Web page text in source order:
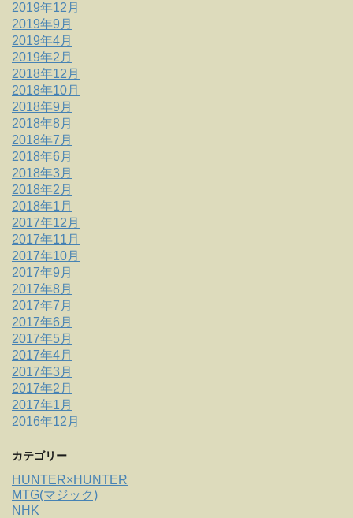
2019年12月
2019年9月
2019年4月
2019年2月
2018年12月
2018年10月
2018年9月
2018年8月
2018年7月
2018年6月
2018年3月
2018年2月
2018年1月
2017年12月
2017年11月
2017年10月
2017年9月
2017年8月
2017年7月
2017年6月
2017年5月
2017年4月
2017年3月
2017年2月
2017年1月
2016年12月
カテゴリー
HUNTER×HUNTER
MTG(マジック)
NHK